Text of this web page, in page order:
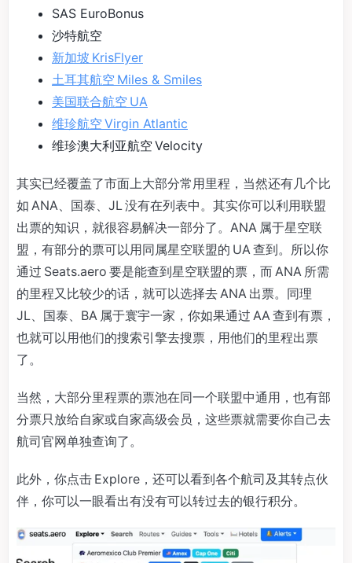
SAS EuroBonus
沙特航空
新加坡 KrisFlyer
土耳其航空 Miles & Smiles
美国联合航空 UA
维珍航空 Virgin Atlantic
维珍澳大利亚航空 Velocity
其实已经覆盖了市面上大部分常用里程，当然还有几个比
如 ANA、国泰、JL 没有在列表中。其实你可以利用联盟
出票的知识，就很容易解决一部分了。ANA 属于星空联
盟，有部分的票可以用同属星空联盟的 UA 查到。所以你
通过 Seats.aero 要是能查到星空联盟的票，而 ANA 所需
的里程又比较少的话，就可以选择去 ANA 出票。同理
JL、国泰、BA 属于寰宇一家，你如果通过 AA 查到有票，
也就可以用他们的搜索引擎去搜票，用他们的里程出票
了。
当然，大部分里程票的票池在同一个联盟中通用，也有部
分票只放给自家或自家高级会员，这些票就需要你自己去
航司官网单独查询了。
此外，你点击 Explore，还可以看到各个航司及其转点伙
伴，你可以一眼看出有没有可以转过去的银行积分。